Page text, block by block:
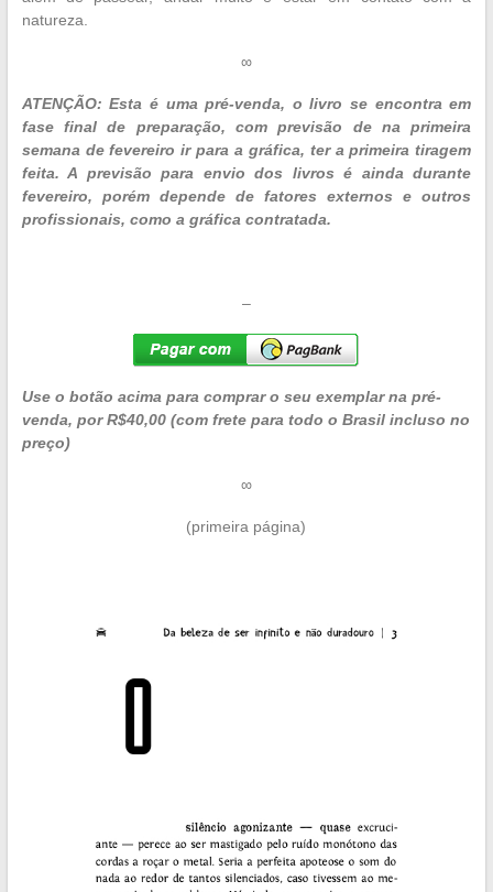
natureza.
∞
ATENÇÃO: Esta é uma pré-venda, o livro se encontra em
fase final de preparação, com previsão de na primeira
semana de fevereiro ir para a gráfica, ter a primeira tiragem
feita. A previsão para envio dos livros é ainda durante
fevereiro, porém depende de fatores externos e outros
profissionais, como a gráfica contratada.
–
Use o botão acima para comprar o seu exemplar na pré-
venda, por R$40,00 (com frete para todo o Brasil incluso no
preço)
∞
(primeira página)